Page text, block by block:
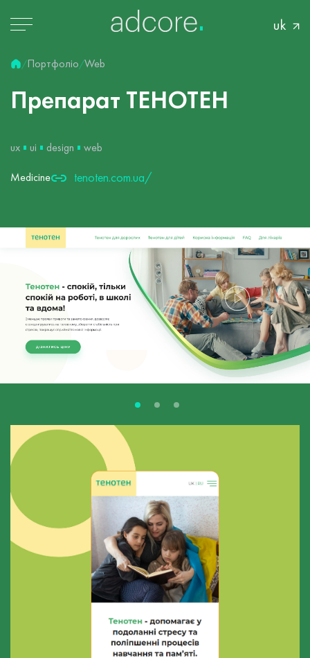
uk
/Портфоліо/Web
Препарат ТЕНОТЕН
ux ui design web
Medicine tenoten.com.ua/